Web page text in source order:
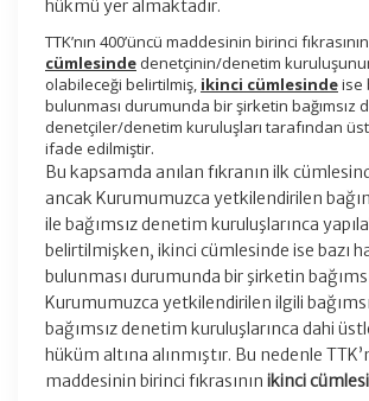
hükmü yer almaktadır.
TTK’nın 400’üncü maddesinin birinci fıkrasının
cümlesinde denetçinin/denetim
olabileceği belirtilmiş, ikinci cümlesindeise
bulunması durumunda bir şirketin bağımsız
denetçiler/denetim kuruluşları tarafından
ifade edilmiştir.
Bu kapsamda anılan fıkranın ilk
ancak Kurumumuzca yetkilendirilen
ile bağımsız denetim kuruluşlarınca
belirtilmişken, ikinci cümlesinde ise bazı
bulunması durumunda bir şirketin
Kurumumuzca yetkilendirilen ilgili
bağımsız denetim kuruluşlarınca dahi
hüküm altına alınmıştır. Bu nedenle
maddesinin birinci fıkrasının ikinci